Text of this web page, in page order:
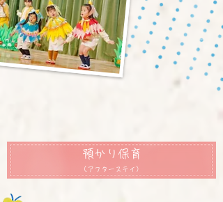
預かり保育
​（アフターステイ）